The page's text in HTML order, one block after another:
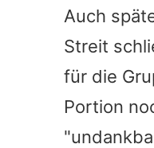
Auch
Streit
für die
Portion